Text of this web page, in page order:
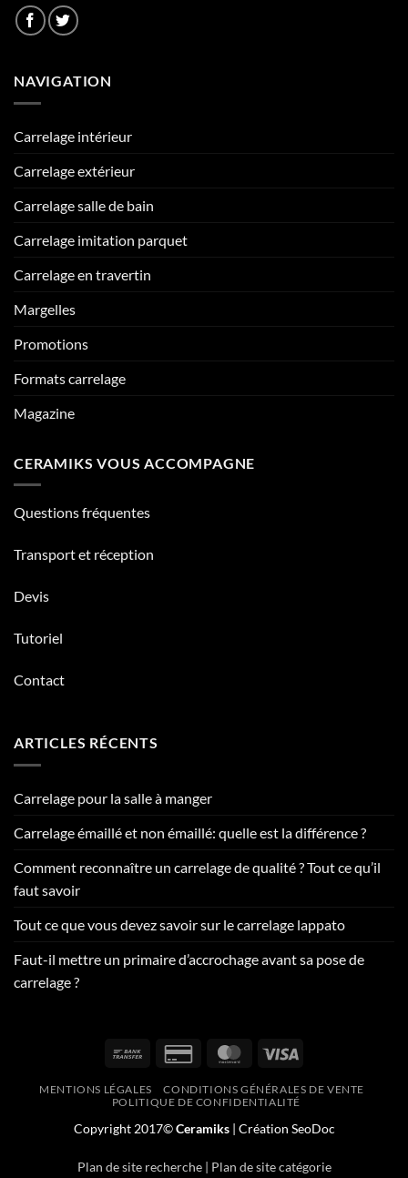
NAVIGATION
Carrelage intérieur
Carrelage extérieur
Carrelage salle de bain
Carrelage imitation parquet
Carrelage en travertin
Margelles
Promotions
Formats carrelage
Magazine
CERAMIKS VOUS ACCOMPAGNE
Questions fréquentes
Transport et réception
Devis
Tutoriel
Contact
ARTICLES RÉCENTS
Carrelage pour la salle à manger
Carrelage émaillé et non émaillé: quelle est la différence ?
Comment reconnaître un carrelage de qualité ? Tout ce qu’il
faut savoir
Tout ce que vous devez savoir sur le carrelage lappato
Faut-il mettre un primaire d’accrochage avant sa pose de
carrelage ?
Bank
Credit
2
MasterCard
MENTIONS LÉGALES
CONDITIONS GÉNÉRALES DE VENTE
POLITIQUE DE CONFIDENTIALITÉ
Copyright 2017©Ceramiks| Création SeoDoc
Plan de site recherche| Plan de site catégorie